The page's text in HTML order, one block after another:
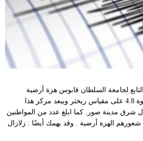
لجامعة السلطان قابوس هزة أرضية
متوسطة في بحر عُمان بقوة 4.8 على مقياس ريختر ويبعد مركز هذا
57 كم شمال شرق مدينة صور. كما ابلغ عدد من المواطنين
الهزة أرضية . وقد يهمك أيضًا : زلازال